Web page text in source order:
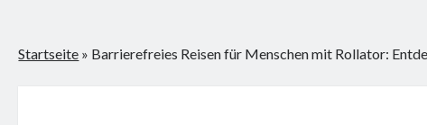
Startseite » Barrierefreies Reisen für Menschen mit Rollator: